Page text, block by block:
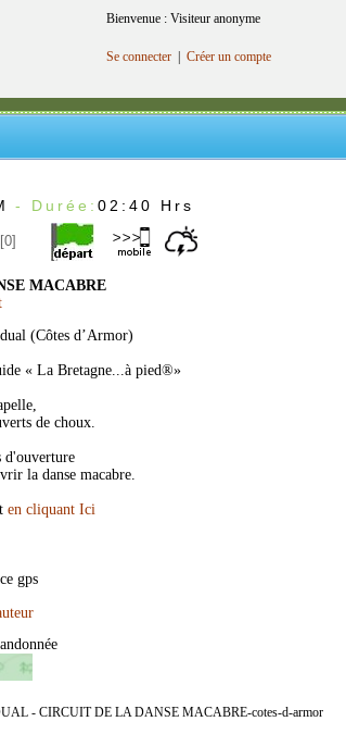
Bienvenue : Visiteur anonyme
Se connecter Créer un compte
- Durée: 02:40 Hrs
[0]
MACABRE
(Côtes d’Armor)
« La Bretagne...à pied®»
de choux.
d'ouverture
la danse macabre.
en cliquant Ici
gps